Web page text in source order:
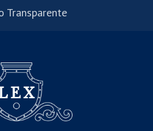
Transparente